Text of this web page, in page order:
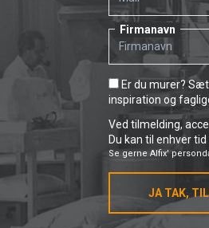
Firmanavn
Er du murer?
inspiration og
Ved tilmelding,
Du kan til enhver
Se gerne Alfix'
JA TAK,